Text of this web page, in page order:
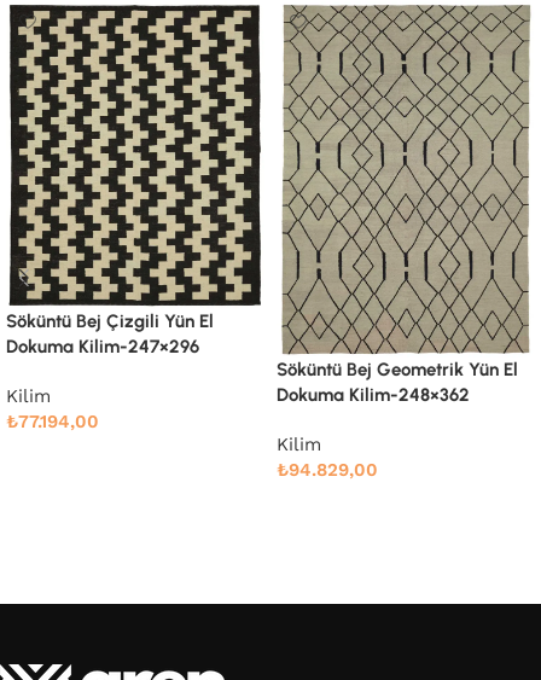
Dokuma Kilim-248×362
Söküntü Bej Geometrik Yün El
Dokuma Kilim-316×386
Kilim
Devamını oku